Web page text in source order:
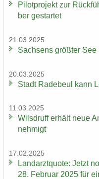
Pi­lot­pro­jekt zur
ber ge­star­tet
21.03.2025
Sach­sens größ­ter
20.03.2025
Stadt Ra­de­beul kann
11.03.2025
Wilsd­ruff er­hält neue
neh­migt
17.02.2025
Land­arzt­quo­te: Jetzt
28. Fe­bru­ar 2025 für